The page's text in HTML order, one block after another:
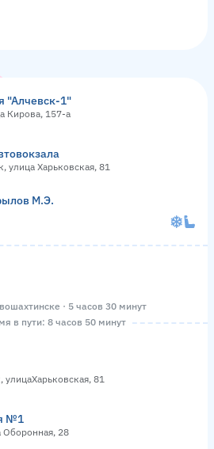
"Алчевск-1"
Кирова, 157-а
улица Харьковская, 81
М.Э.
· 5 часов 30 минут
в пути: 8 часов 50 минут
улицаХарьковская, 81
№1
Оборонная, 28